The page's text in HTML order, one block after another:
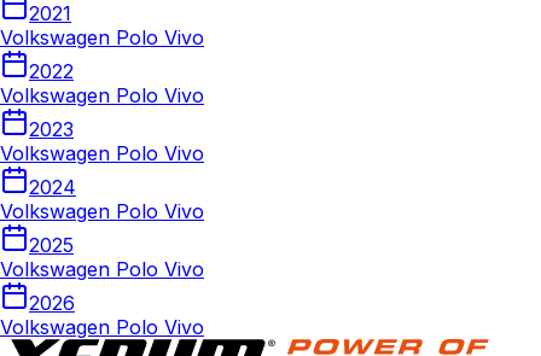
2021
Volkswagen Polo Vivo
2022
Volkswagen Polo Vivo
2023
Volkswagen Polo Vivo
2024
Volkswagen Polo Vivo
2025
Volkswagen Polo Vivo
2026
Volkswagen Polo Vivo